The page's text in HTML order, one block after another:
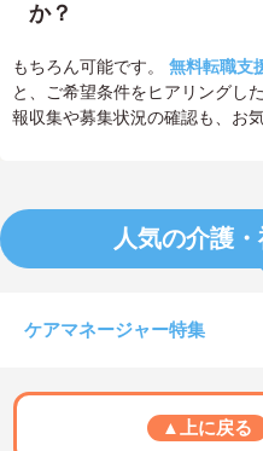
か？
もちろん可能です。 無料転職支
と、ご希望条件をヒアリングし
報収集や募集状況の確認も、お
人気の介護
ケアマネージャー特集
▲上に戻る